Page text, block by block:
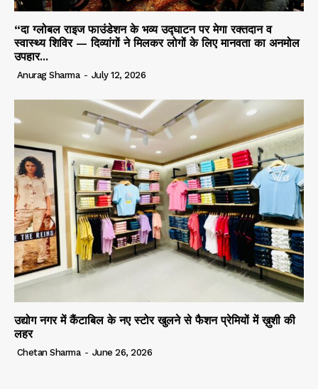
“दा ग्लोबल राइज फाउंडेशन के भव्य उद्घाटन पर मेगा रक्तदान व
स्वास्थ्य शिविर — दिव्यांगों ने मिलकर लोगों के लिए मानवता का अनमोल
उपहार...
Anurag Sharma - July 12, 2026
उद्योग नगर में कैंटाबिल के नए स्टोर खुलने से फैशन प्रेमियों में ख़ुशी की
लहर
Chetan Sharma - June 26, 2026